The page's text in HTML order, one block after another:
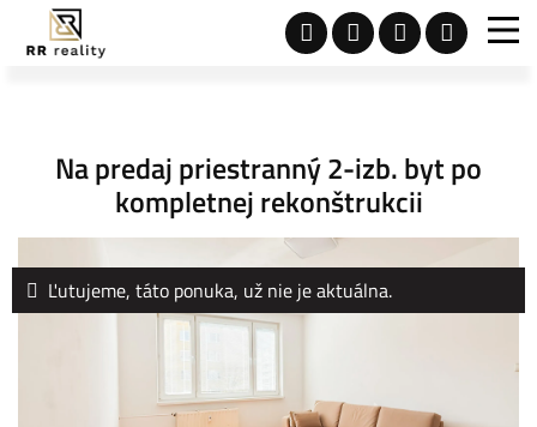
Na predaj priestranný 2-izb. byt po
kompletnej rekonštrukcii
Ľutujeme, táto ponuka, už nie je aktuálna.